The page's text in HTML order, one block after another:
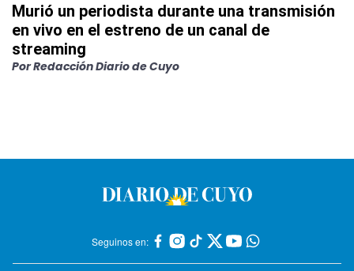
Murió un periodista durante una transmisión
en vivo en el estreno de un canal de
streaming
PorRedacción Diario de Cuyo
Seguinos en: